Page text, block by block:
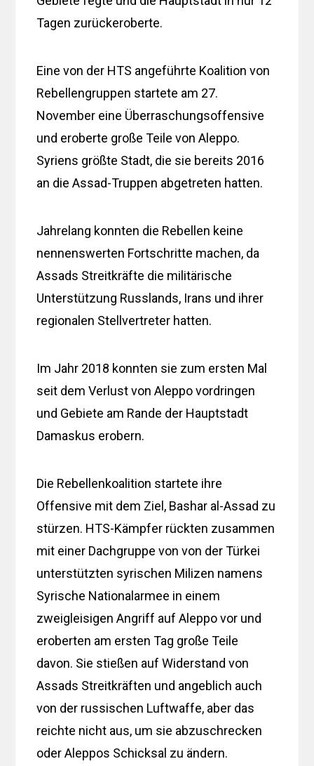
Tagen zurückeroberte.
Eine von der HTS angeführte Koalition von
Rebellengruppen startete am 27.
November eine Überraschungsoffensive
und eroberte große Teile von Aleppo.
Syriens größte Stadt, die sie bereits 2016
an die Assad-Truppen abgetreten hatten.
Jahrelang konnten die Rebellen keine
nennenswerten Fortschritte machen, da
Assads Streitkräfte die militärische
Unterstützung Russlands, Irans und ihrer
regionalen Stellvertreter hatten.
Im Jahr 2018 konnten sie zum ersten Mal
seit dem Verlust von Aleppo vordringen
und Gebiete am Rande der Hauptstadt
Damaskus erobern.
Die Rebellenkoalition startete ihre
Offensive mit dem Ziel, Bashar al-Assad zu
stürzen. HTS-Kämpfer rückten zusammen
mit einer Dachgruppe von von der Türkei
unterstützten syrischen Milizen namens
Syrische Nationalarmee in einem
zweigleisigen Angriff auf Aleppo vor und
eroberten am ersten Tag große Teile
davon. Sie stießen auf Widerstand von
Assads Streitkräften und angeblich auch
von der russischen Luftwaffe, aber das
reichte nicht aus, um sie abzuschrecken
oder Aleppos Schicksal zu ändern.